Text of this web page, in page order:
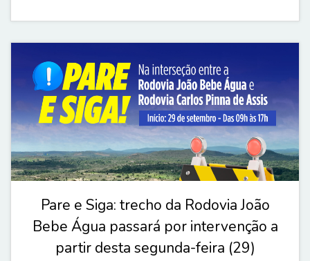
Pare e Siga: trecho da Rodovia João
Bebe Água passará por intervenção a
partir desta segunda-feira (29)